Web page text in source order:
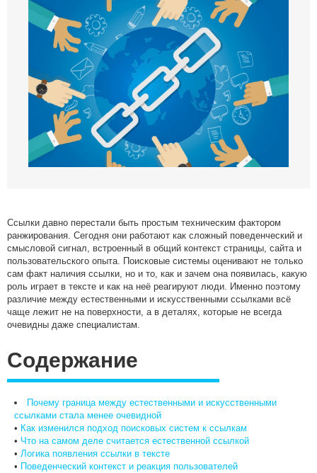
Отраслевые решения
Реклама мобильных приложений
Медийные размещения
Разработка Digital стратегии
Комплексная веб-аналитика
SMM продвижение
SMM Телеграм
SMM ВКонтакте
Разработка Landing Pages
Брендформанс-маркетинг
OLV‑реклама
DOOH‑реклама
Ссылки давно перестали быть простым техническим фактором
ранжирования. Сегодня они работают как сложный поведенческий и
смысловой сигнал, встроенный в общий контекст страницы, сайта и
пользовательского опыта. Поисковые системы оценивают не только
сам факт наличия ссылки, но и то, как и зачем она появилась, какую
роль играет в тексте и как на неё реагируют люди. Именно поэтому
различие между естественными и искусственными ссылками всё
чаще лежит не на поверхности, а в деталях, которые не всегда
очевидны даже специалистам.
Содержание
Почему граница между естественными и искусственными
ссылками стала менее очевидной
• Как изменился подход поисковых систем к ссылкам
• Что на самом деле считается естественной ссылкой
• Логика появления ссылки в тексте
• Поведенческий контекст и реакция пользователей